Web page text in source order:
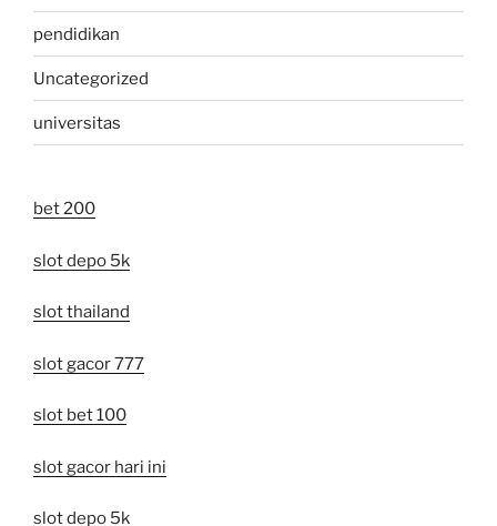
pendidikan
Uncategorized
universitas
bet 200
slot depo 5k
slot thailand
slot gacor 777
slot bet 100
slot gacor hari ini
slot depo 5k